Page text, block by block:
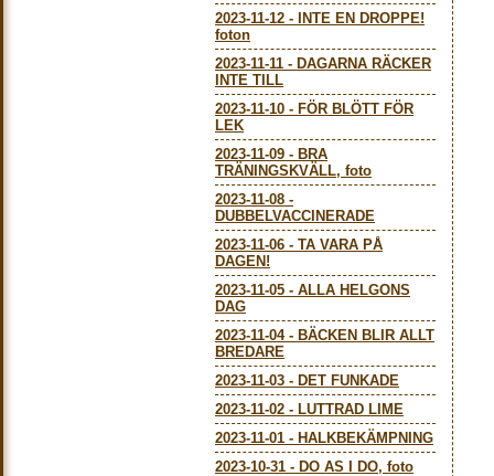
2023-11-12 -
INTE EN DROPPE!
foton
2023-11-11 - DAGARNA RÄCKER
INTE TILL
2023-11-10 - FÖR BLÖTT FÖR
LEK
2023-11-09 - BRA
TRÄNINGSKVÄLL, foto
2023-11-08 -
DUBBELVACCINERADE
2023-11-06 - TA VARA PÅ
DAGEN!
2023-11-05 - ALLA HELGONS
DAG
2023-11-04- BÄCKEN BLIR ALLT
BREDARE
2023-11-03 - DET FUNKADE
2023-11-02 - LUTTRAD LIME
2023-11-01 - HALKBEKÄMPNING
2023-10-31 - DO AS I DO, foto